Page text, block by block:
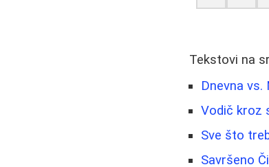
Tekstovi na
Dnevna
Vodič kroz
Sve što
Savršeno